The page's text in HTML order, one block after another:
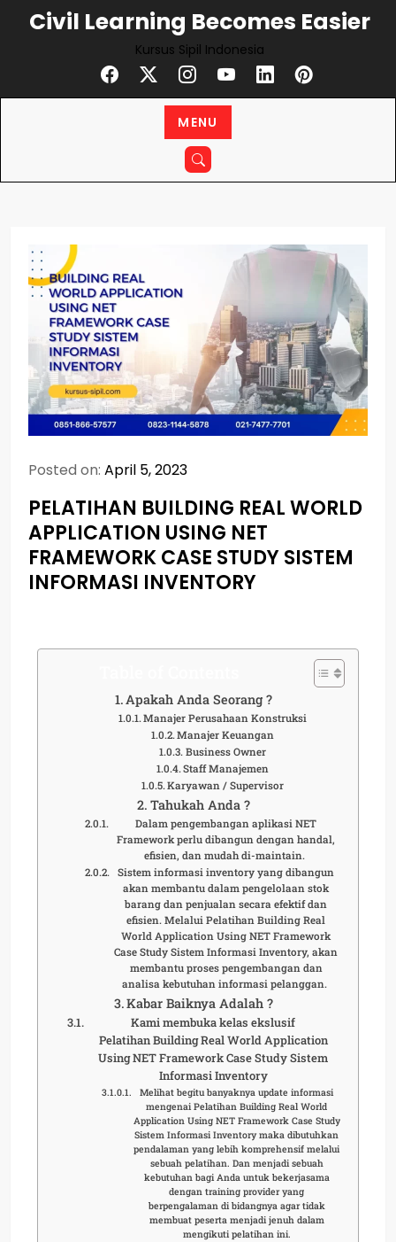
Civil Learning Becomes Easier
Kursus Sipil Indonesia
MENU
Posted on: April 5, 2023
PELATIHAN BUILDING REAL WORLD
APPLICATION USING NET
FRAMEWORK CASE STUDY SISTEM
INFORMASI INVENTORY
Apakah Anda Seorang ?
Manajer Perusahaan Konstruksi
Manajer Keuangan
Business Owner
Staff Manajemen
Karyawan / Supervisor
Tahukah Anda ?
Dalam pengembangan aplikasi NET
Framework perlu dibangun dengan handal,
efisien, dan mudah di-maintain.
Sistem informasi inventory yang dibangun
akan membantu dalam pengelolaan stok
barang dan penjualan secara efektif dan
efisien. Melalui Pelatihan Building Real
World Application Using NET Framework
Case Study Sistem Informasi Inventory, akan
membantu proses pengembangan dan
analisa kebutuhan informasi pelanggan.
Kabar Baiknya Adalah ?
Kami membuka kelas ekslusif
Pelatihan Building Real World Application
Using NET Framework Case Study Sistem
Informasi Inventory
Melihat begitu banyaknya update informasi
mengenai Pelatihan Building Real World
Application Using NET Framework Case Study
Sistem Informasi Inventory maka dibutuhkan
pendalaman yang lebih komprehensif melalui
sebuah pelatihan. Dan menjadi sebuah
kebutuhan bagi Anda untuk bekerjasama
dengan training provider yang
berpengalaman di bidangnya agar tidak
membuat peserta menjadi jenuh dalam
mengikuti pelatihan ini.